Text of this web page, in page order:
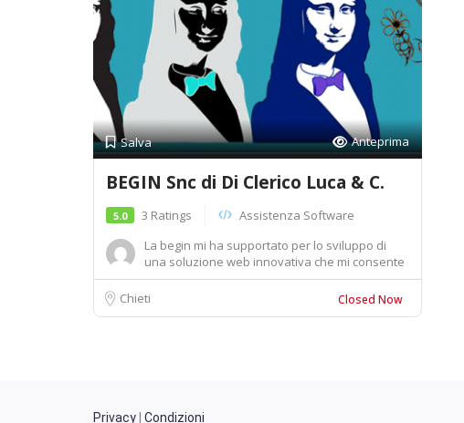
Salva Anteprima
BEGIN Snc di Di Clerico Luca & C.
5.0 3 Ratings
Assistenza Software
La begin mi ha supportato per lo sviluppo di
una soluzione web innovativa che mi consente
di ge...
Chieti
Closed Now
Privacy Condizioni